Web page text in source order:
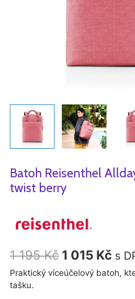
Batoh Reisenthel
twist berry
1 195Kč 1 015 Kč s
Praktický víceúčelový batoh,
tašku.